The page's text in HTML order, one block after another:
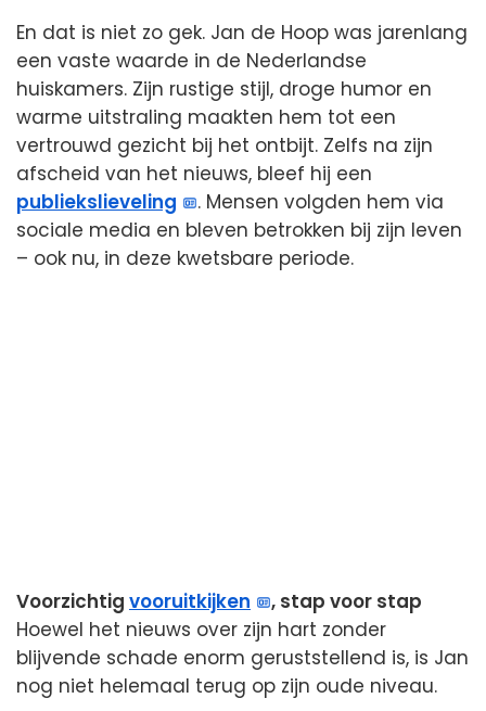
En dat is niet zo gek. Jan de Hoop was jarenlang
een vaste waarde in de Nederlandse
huiskamers. Zijn rustige stijl, droge humor en
warme uitstraling maakten hem tot een
vertrouwd gezicht bij het ontbijt. Zelfs na zijn
afscheid van het nieuws, bleef hij een
publiekslieveling
. Mensen volgden hem via
sociale media en bleven betrokken bij zijn leven
– ook nu, in deze kwetsbare periode.
Voorzichtig vooruitkijken
, stap voor stap
Hoewel het nieuws over zijn hart zonder
blijvende schade enorm geruststellend is, is Jan
nog niet helemaal terug op zijn oude niveau.